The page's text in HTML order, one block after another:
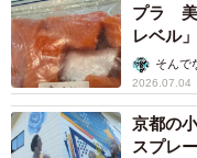
プラ 美
レベル
そんで
2026.07.04
京都の
スプレ